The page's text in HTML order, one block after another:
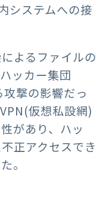
システムへの接
よるファイルの
ッカー集団
撃の影響だっ
仮想私設網)
があり、ハッ
正アクセスでき
。